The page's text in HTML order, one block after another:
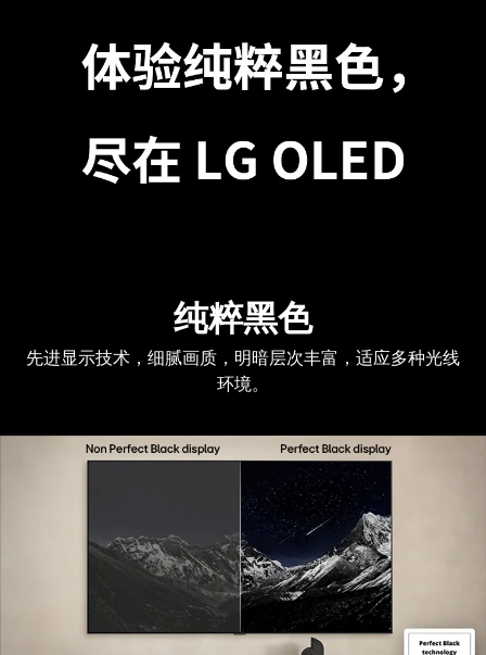
纯粹黑色
先进显示技术，细腻画质，明暗层次丰富，适应多种光线
环境。